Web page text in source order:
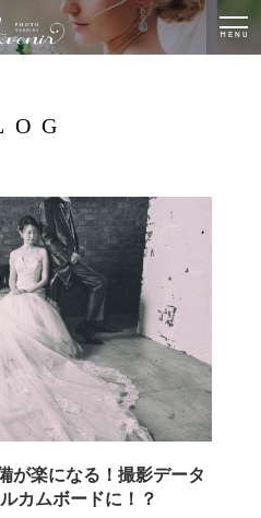
が楽になる！撮影データ
カムボードに！？